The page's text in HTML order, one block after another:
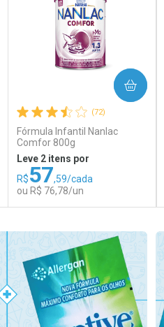
(72)
Fórmula Infantil Nanlac
Comfor 800g
Leve 2 itens por
R$57,59/cada
ou R$ 76,78/un
COMPRAR
Laboratório
Por Menos